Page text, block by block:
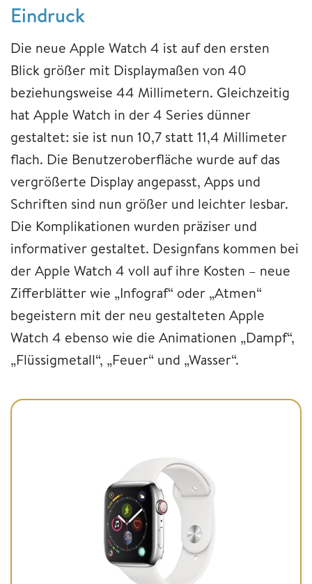
Eindruck
Die neue Apple Watch 4 ist auf den ersten
Blick größer mit Displaymaßen von 40
beziehungsweise 44 Millimetern. Gleichzeitig
hat Apple Watch in der 4 Series dünner
gestaltet: sie ist nun 10,7 statt 11,4 Millimeter
flach. Die Benutzeroberfläche wurde auf das
vergrößerte Display angepasst, Apps und
Schriften sind nun größer und leichter lesbar.
Die Komplikationen wurden präziser und
informativer gestaltet. Designfans kommen bei
der Apple Watch 4 voll auf ihre Kosten – neue
Zifferblätter wie „Infograf“ oder „Atmen“
begeistern mit der neu gestalteten Apple
Watch 4 ebenso wie die Animationen „Dampf“,
„Flüssigmetall“, „Feuer“ und „Wasser“.